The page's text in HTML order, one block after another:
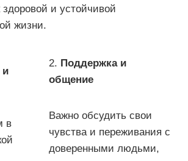
и устойчивой
жизни.
и
в
2. Поддержка и
общение
Важно обсудить свои
чувства и переживания с
доверенными людьми,